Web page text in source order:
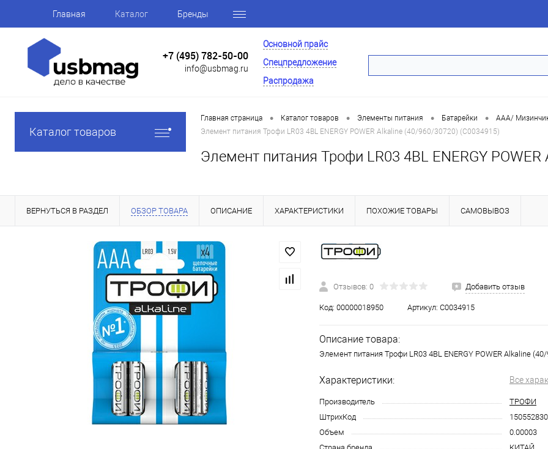
Главная Каталог Бренды
+7 (495) 782-50-00
info@usbmag.ru
Основной прайс
Спецпредложение
Распродажа
Каталог товаров
Главная страница • Каталог товаров • Элементы питания • Батарейки • AAA/
Элемент питания Трофи LR03 4BL ENERGY POWER Alkaline (40/960/30720) (C0034915)
Элемент питания Трофи LR03 4BL ENERGY
ВЕРНУТЬСЯ В РАЗДЕЛ ОБЗОР ТОВАРА ОПИСАНИЕ ХАРАКТЕРИСТИКИ ПОХОЖИЕ ТОВАРЫ САМОВЫВОЗ
Отзывов: 0 Добавить отзыв
Код: 00000018950 Артикул: C0034915
Описание товара:
Элемент питания Трофи LR03 4BL ENERGY POWER Alkaline
Характеристики: Все
Производитель
ТРОФИ
ШтрихКод
Объем
0.00003